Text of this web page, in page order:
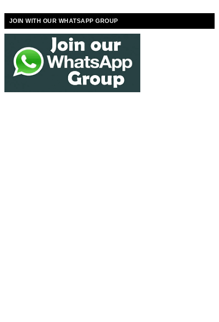
JOIN WITH OUR WHATSAPP GROUP